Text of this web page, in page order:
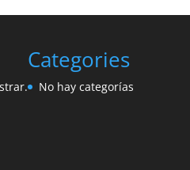
Categories
No hay categorías